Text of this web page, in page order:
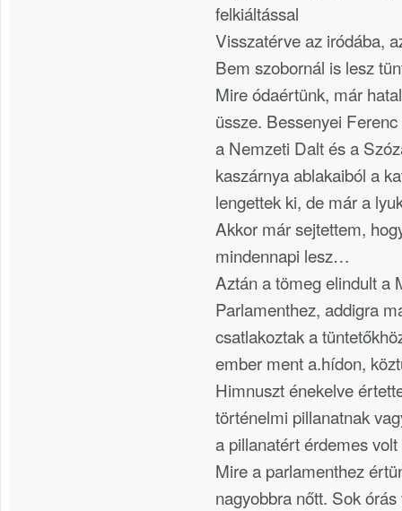
felkiáltással
Visszatérve az iródába,
Bem szobornál is lesz
Mire ódaértünk, már
üssze. Bessenyei
a Nemzeti Dalt és a
kaszárnya ablakaiból a
lengettek ki, de már a
Akkor már sejtettem,
mindennapi lesz…
Aztán a tömeg elindult a
Parlamenthez, addigra
csatlakoztak a
ember ment a.hídon,
Himnuszt énekelve
történelmi pillanatnak
a pillanatért érdemes
Mire a parlamenthez
nagyobbra nőtt. Sok